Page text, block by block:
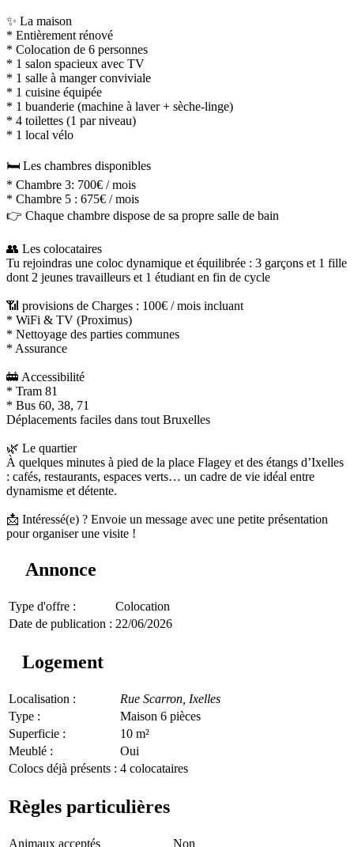
✨ La maison
* Entièrement rénové
* Colocation de 6 personnes
* 1 salon spacieux avec TV
* 1 salle à manger conviviale
* 1 cuisine équipée
* 1 buanderie (machine à laver + sèche-linge)
* 4 toilettes (1 par niveau)
* 1 local vélo
🛏️ Les chambres disponibles
* Chambre 3: 700€ / mois
* Chambre 5 : 675€ / mois
👉 Chaque chambre dispose de sa propre salle de bain
👥 Les colocataires
Tu rejoindras une coloc dynamique et équilibrée : 3 garçons et 1 fille
dont 2 jeunes travailleurs et 1 étudiant en fin de cycle
📶 provisions de Charges : 100€ / mois incluant
* WiFi & TV (Proximus)
* Nettoyage des parties communes
* Assurance
🚋 Accessibilité
* Tram 81
* Bus 60, 38, 71
Déplacements faciles dans tout Bruxelles
🌿 Le quartier
À quelques minutes à pied de la place Flagey et des étangs d’Ixelles
: cafés, restaurants, espaces verts… un cadre de vie idéal entre
dynamisme et détente.
📩 Intéressé(e) ? Envoie un message avec une petite présentation
pour organiser une visite !
Annonce
Type d'offre :
Colocation
Date de publication : 22/06/2026
Logement
Localisation : Rue Scarron, Ixelles
Type :
Maison 6 pièces
Superficie :
10 m²
Meublé :
Oui
Colocs déjà présents : 4 colocataires
Règles particulières
Animaux acceptés Non